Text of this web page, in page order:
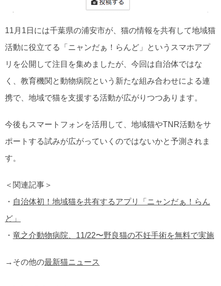
11月1日には千葉県の浦安市が、猫の情報を共有して地域猫
活動に役立てる「ニャンだぁ！らんど」というスマホアプ
リを公開して注目を集めましたが、今回は自治体ではな
く、教育機関と動物病院という新たな組み合わせによる連
携で、地域で猫を支援する活動が広がりつつあります。
今後もスマートフォンを活用して、地域猫やTNR活動をサ
ポートする試みが広がっていくのではないかと予測されま
す。
＜関連記事＞
・ 自治体初！地域猫を共有するアプリ「ニャンだぁ！らん
ど」
・ 竜之介動物病院、11/22〜野良猫の不妊手術を無料で実施
→その他の最新猫ニュース